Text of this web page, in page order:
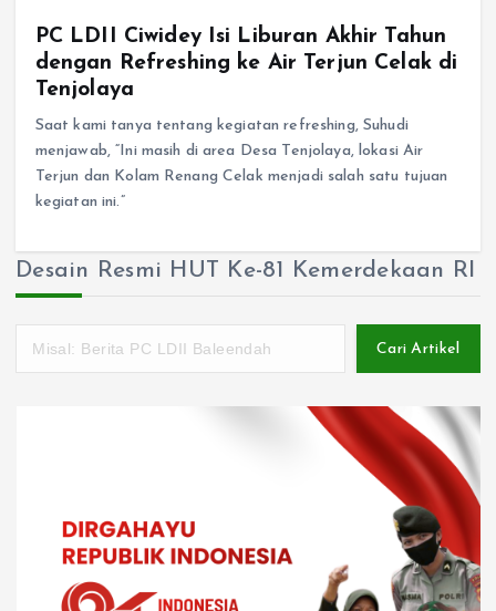
PC LDII Ciwidey Isi Liburan Akhir Tahun
dengan Refreshing ke Air Terjun Celak di
Tenjolaya
Saat kami tanya tentang kegiatan refreshing, Suhudi
menjawab, “Ini masih di area Desa Tenjolaya, lokasi Air
Terjun dan Kolam Renang Celak menjadi salah satu tujuan
kegiatan ini.”
Desain Resmi HUT Ke-81 Kemerdekaan RI
Cari Artikel